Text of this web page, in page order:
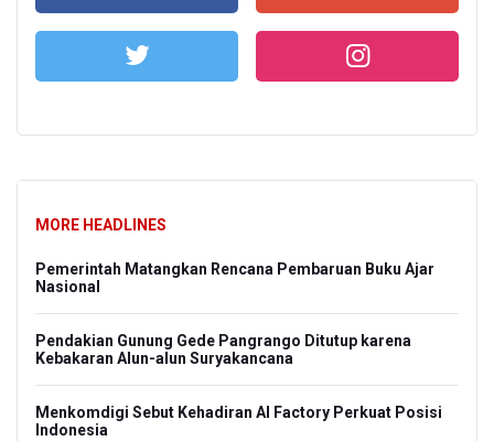
MORE HEADLINES
Pemerintah Matangkan Rencana Pembaruan Buku Ajar
Nasional
Pendakian Gunung Gede Pangrango Ditutup karena
Kebakaran Alun-alun Suryakancana
Menkomdigi Sebut Kehadiran AI Factory Perkuat Posisi
Indonesia